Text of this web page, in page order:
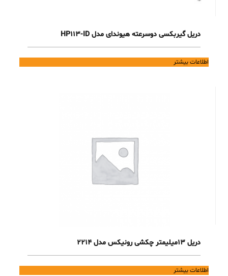
دریل گیربکسی دوسرعته هیوندای مدل HP113-ID
اطلاعات بیشتر
دریل 13میلیمتر چکشی رونیکس مدل 2214
اطلاعات بیشتر